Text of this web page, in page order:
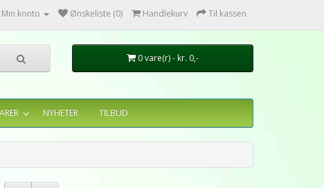
Min konto Ønskeliste (0) Handlekurv Til kassen
0 vare(r) - kr. 0,-
NYHETER TILBUD